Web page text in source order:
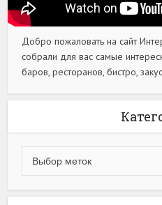
Добро пожаловать на сайт
собрали для вас самые
баров, ресторанов, бистро,